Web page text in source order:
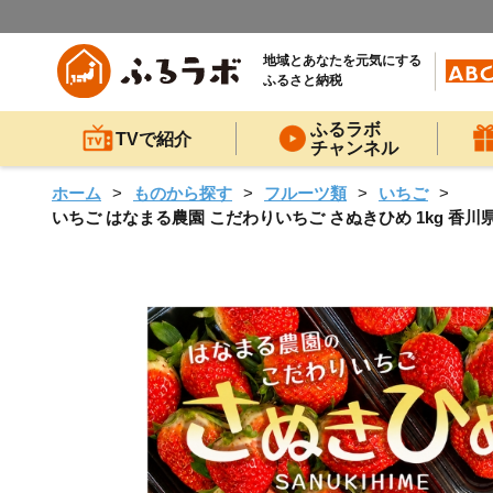
地域とあなたを元気にする
ふるさと納税
TVで紹介
ふるラボ
チャンネル
ホーム ものから探す フルーツ類
いちご
いちご はなまる農園 こだわりいちご さぬきひめ 1kg 香